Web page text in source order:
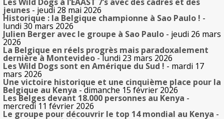
jeunes - jeudi 28 mai 2026
Historique : la Belgique championne à Sao Paulo ! -
lundi 30 mars 2026
Julien Berger avec le groupe à Sao Paulo - jeudi 26 mars
2026
La Belgique en réels progrès mais paradoxalement
dernière à Montevideo - lundi 23 mars 2026
Les Wild Dogs sont en Amérique du Sud ! - mardi 17
mars 2026
Une victoire historique et une cinquième place pour la
Belgique au Kenya - dimanche 15 février 2026
Les Belges devant 18.000 personnes au Kenya -
mercredi 11 février 2026
Le groupe pour découvrir le top 14 mondial au Kenya -